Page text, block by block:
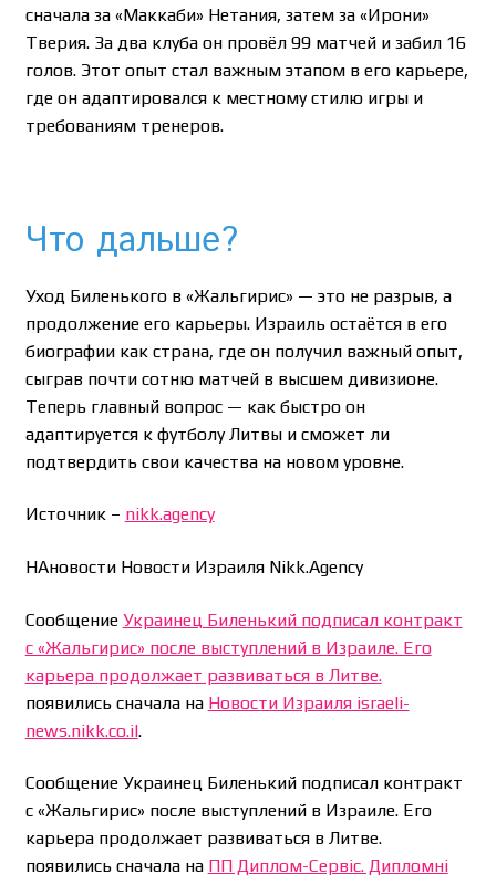
сначала за «Маккаби» Нетания, затем за «Ирони»
Тверия. За два клуба он провёл 99 матчей и забил 16
голов. Этот опыт стал важным этапом в его карьере,
где он адаптировался к местному стилю игры и
требованиям тренеров.
Что дальше?
Уход Биленького в «Жальгирис» — это не разрыв, а
продолжение его карьеры. Израиль остаётся в его
биографии как страна, где он получил важный опыт,
сыграв почти сотню матчей в высшем дивизионе.
Теперь главный вопрос — как быстро он
адаптируется к футболу Литвы и сможет ли
подтвердить свои качества на новом уровне.
Источник – nikk.agency
НАновости Новости Израиля Nikk.Agency
Сообщение Украинец Биленький подписал контракт
с «Жальгирис» после выступлений в Израиле. Его
карьера продолжает развиваться в Литве.
появились сначала на Новости Израиля israeli-
news.nikk.co.il.
Сообщение Украинец Биленький подписал контракт
с «Жальгирис» после выступлений в Израиле. Его
карьера продолжает развиваться в Литве.
появились сначала на ПП Диплом-Сервіс. Дипломні